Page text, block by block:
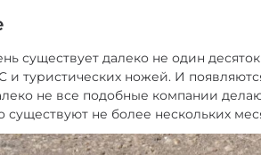
существует далеко не один
и туристических ножей. И
не все подобные компании
существуют не более нескольких